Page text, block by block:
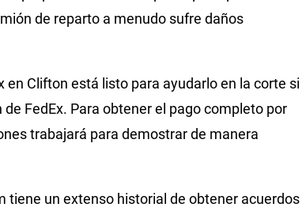
de reparto a menudo sufre daños
Clifton está listo para ayudarlo en la corte si
FedEx. Para obtener el pago completo por
trabajará para demostrar de manera
tiene un extenso historial de obtener acuerdos